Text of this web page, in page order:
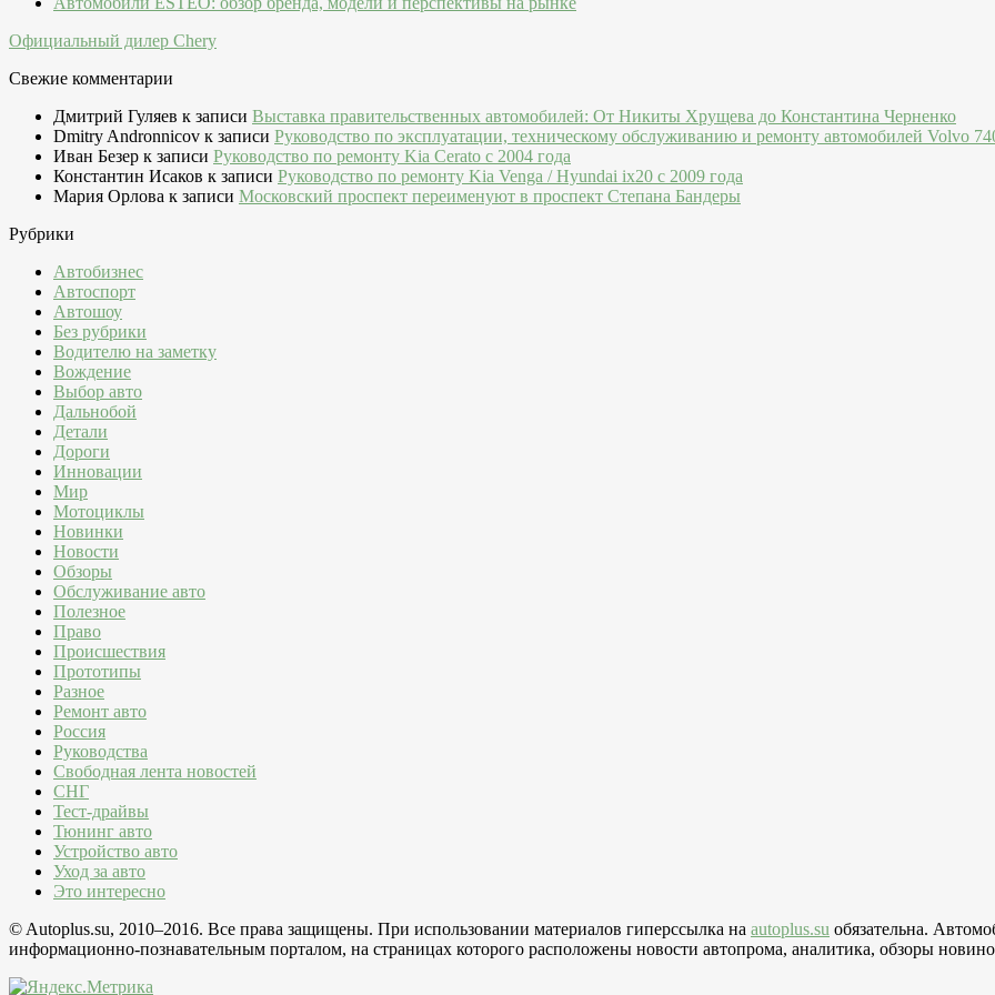
Официальный дилер Chery
Свежие комментарии
Дмитрий Гуляев к записи Выставка правительственных автомобилей: От Никиты Хрущева до Константина Черненко
Dmitry Andronnicov к записи Руководство по эксплуатации, техническому обслуживанию и ремонту автомобилей Volvo
Иван Безер к записи Руководство по ремонту Kia Cerato c 2004 года
Константин Исаков к записи Руководство по ремонту Kia Venga / Hyundai ix20 c 2009 года
Мария Орлова к записи Московский проспект переименуют в проспект Степана Бандеры
Рубрики
Автобизнес
Автоспорт
Автошоу
Без рубрики
Водителю на заметку
Вождение
Выбор авто
Дальнобой
Детали
Дороги
Инновации
Мир
Мотоциклы
Новинки
Новости
Обзоры
Обслуживание авто
Полезное
Право
Происшествия
Прототипы
Разное
Ремонт авто
Россия
Руководства
Свободная лента новостей
СНГ
Тест-драйвы
Тюнинг авто
Устройство авто
Уход за авто
Это интересно
© Autoplus.su, 2010–2016. Все права защищены. При использовании материалов гиперссылка на autoplus.su обязательна.
информационно-познавательным порталом, на страницах которого расположены новости автопрома, аналитика, обзоры